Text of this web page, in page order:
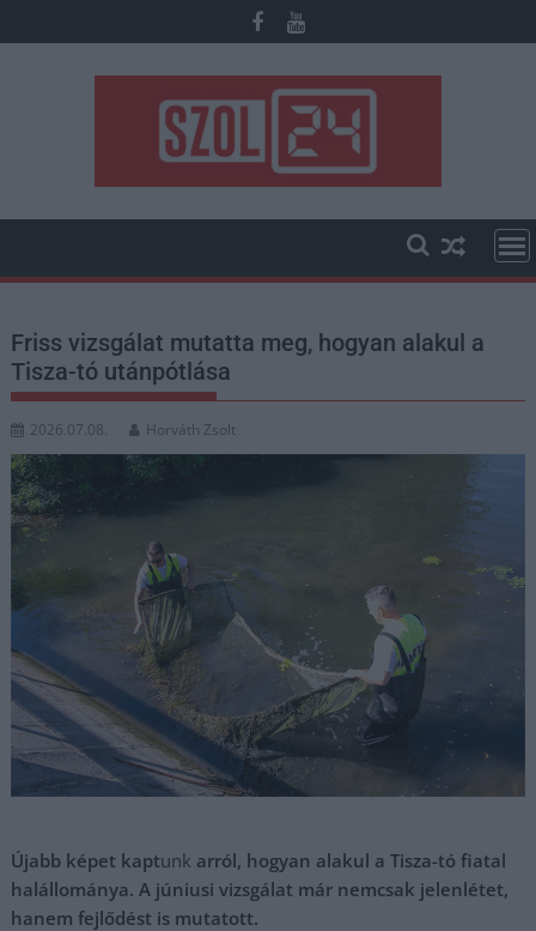
to
Friss vizsgálat mutatta meg, hogyan alakul a
Tisza-tó utánpótlása
2026.07.08. Horváth Zsolt
Újabb képet kaptunk arról, hogyan alakul a Tisza-tó fiatal
halállománya. A júniusi vizsgálat már nemcsak jelenlétet,
hanem fejlődést is mutatott.